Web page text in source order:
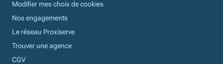
Modifier mes choix de cookies
Nos engagements
Le réseau Proxiserve
Trouver une agence
CGV